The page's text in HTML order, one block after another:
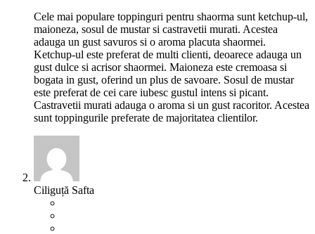
Cele mai populare toppinguri pentru shaorma sunt ketchup-ul,
maioneza, sosul de mustar si castravetii murati. Acestea
adauga un gust savuros si o aroma placuta shaormei.
Ketchup-ul este preferat de multi clienti, deoarece adauga un
gust dulce si acrisor shaormei. Maioneza este cremoasa si
bogata in gust, oferind un plus de savoare. Sosul de mustar
este preferat de cei care iubesc gustul intens si picant.
Castravetii murati adauga o aroma si un gust racoritor. Acestea
sunt toppingurile preferate de majoritatea clientilor.
Ciliguță Safta